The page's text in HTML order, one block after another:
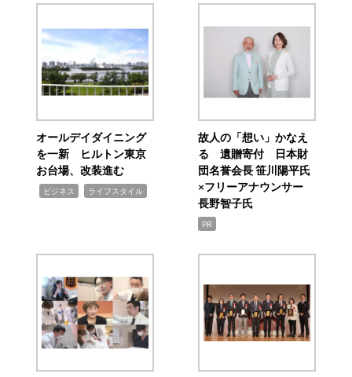
オールデイダイニング
を一新 ヒルトン東京
お台場、改装進む
ビジネス ライフスタイル
故人の「想い」かなえ
る 遺贈寄付 日本財
団名誉会長 笹川陽平氏
×フリーアナウンサー
長野智子氏
PR